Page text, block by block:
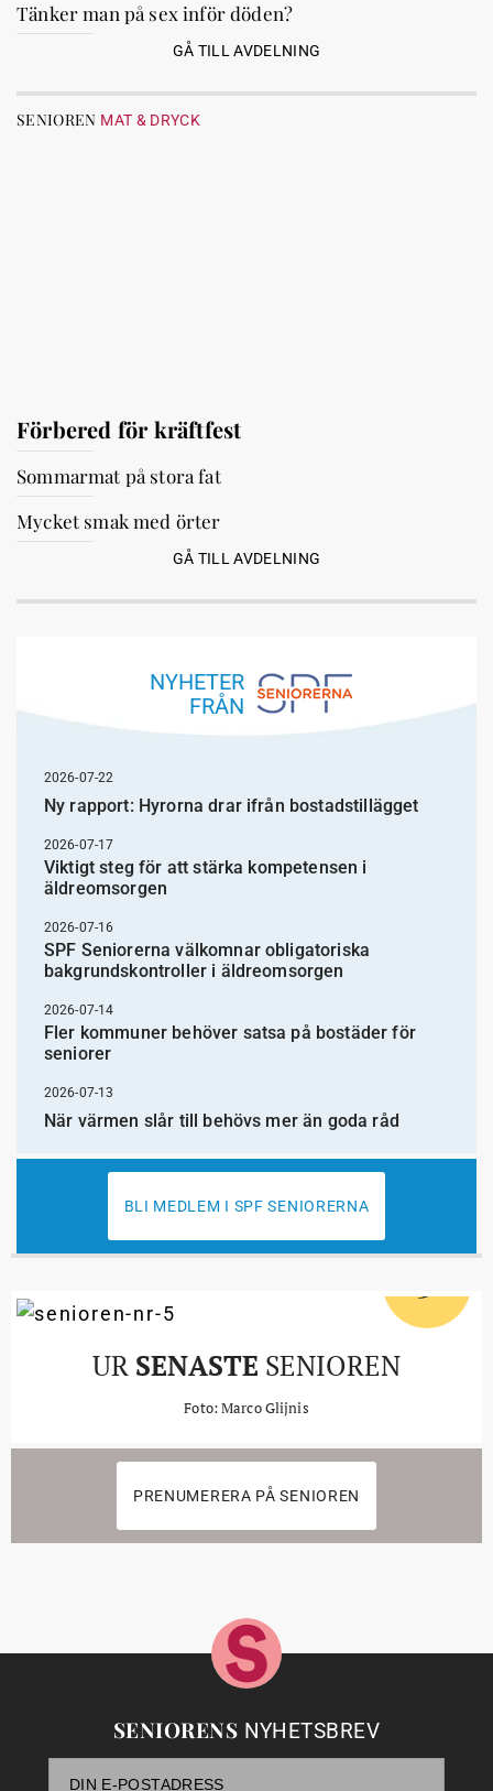
Tänker man på sex inför döden?
GÅ TILL AVDELNING
SENIOREN MAT & DRYCK
Förbered för kräftfest
Sommarmat på stora fat
Mycket smak med örter
GÅ TILL AVDELNING
NYHETER
FRÅN
2026-07-22
Ny rapport: Hyrorna drar ifrån bostadstillägget
2026-07-17
Viktigt steg för att stärka kompetensen i
äldreomsorgen
2026-07-16
SPF Seniorerna välkomnar obligatoriska
bakgrundskontroller i äldreomsorgen
2026-07-14
Fler kommuner behöver satsa på bostäder för
seniorer
2026-07-13
När värmen slår till behövs mer än goda råd
BLI MEDLEM I SPF SENIORERNA
5
UR SENASTE SENIOREN
Foto: Marco Glijnis
PRENUMERERA PÅ SENIOREN
SENIORENS NYHETSBREV